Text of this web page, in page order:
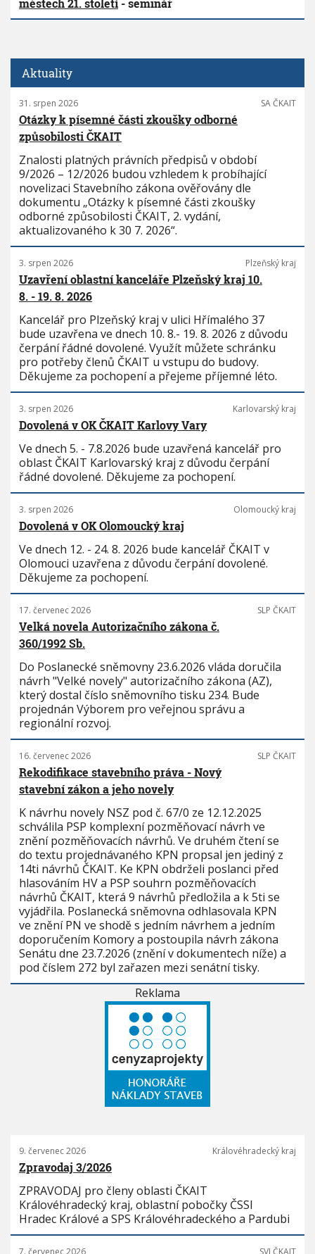
městech 21. století- seminář
Aktuality
31. srpen 2026 SA ČKAIT
Otázky k písemné části zkoušky odborné
způsobilosti ČKAIT
Znalosti platných právních předpisů v období
9/2026 – 12/2026 budou vzhledem k probíhající
novelizaci Stavebního zákona ověřovány dle
dokumentu „Otázky k písemné části zkoušky
odborné způsobilosti ČKAIT, 2. vydání,
aktualizovaného k 30 7. 2026“.
3. srpen 2026 Plzeňský kraj
Uzavření oblastní kanceláře Plzeňský kraj 10.
8. - 19. 8. 2026
Kancelář pro Plzeňský kraj v ulici Hřímalého 37
bude uzavřena ve dnech 10. 8.- 19. 8. 2026 z důvodu
čerpání řádné dovolené. Využít můžete schránku
pro potřeby členů ČKAIT u vstupu do budovy.
Děkujeme za pochopení a přejeme příjemné léto.
3. srpen 2026 Karlovarský kraj
Dovolená v OK ČKAIT Karlovy Vary
Ve dnech 5. - 7.8.2026 bude uzavřená kancelář pro
oblast ČKAIT Karlovarský kraj z důvodu čerpání
řádné dovolené. Děkujeme za pochopení.
3. srpen 2026 Olomoucký kraj
Dovolená v OK Olomoucký kraj
Ve dnech 12. - 24. 8. 2026 bude kancelář ČKAIT v
Olomouci uzavřena z důvodu čerpání dovolené.
Děkujeme za pochopení.
17. červenec 2026 SLP ČKAIT
Velká novela Autorizačního zákona č.
360/1992 Sb.
Do Poslanecké sněmovny 23.6.2026 vláda doručila
návrh "Velké novely" autorizačního zákona (AZ),
který dostal číslo sněmovního tisku 234. Bude
projednán Výborem pro veřejnou správu a
regionální rozvoj.
16. červenec 2026 SLP ČKAIT
Rekodifikace stavebního práva - Nový
stavební zákon a jeho novely
K návrhu novely NSZ pod č. 67/0 ze 12.12.2025
schválila PSP komplexní pozměňovací návrh ve
znění pozměňovacích návrhů. Ve druhém čtení se
do textu projednávaného KPN propsal jen jediný z
14ti návrhů ČKAIT. Ke KPN obdrželi poslanci před
hlasováním HV a PSP souhrn pozměňovacích
návrhů ČKAIT, která 9 návrhů předložila a k 5ti se
vyjádřila. Poslanecká sněmovna odhlasovala KPN
ve znění PN ve shodě s jedním návrhem a jedním
doporučením Komory a postoupila návrh zákona
Senátu dne 23.7.2026 (znění v dokumentech níže) a
pod číslem 272 byl zařazen mezi senátní tisky.
Reklama
9. červenec 2026 Královéhradecký kraj
Zpravodaj 3/2026
ZPRAVODAJ pro členy oblasti ČKAIT
Královéhradecký kraj, oblastní pobočky ČSSI
Hradec Králové a SPS Královéhradeckého a Pardubi